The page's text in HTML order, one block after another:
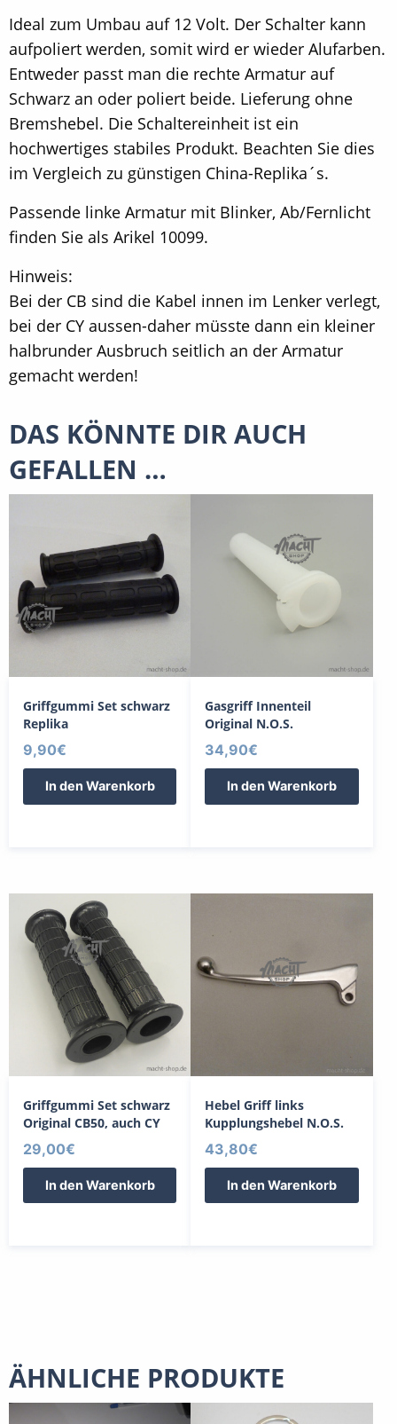
Ideal zum Umbau auf 12 Volt. Der Schalter kann
aufpoliert werden, somit wird er wieder Alufarben.
Entweder passt man die rechte Armatur auf
Schwarz an oder poliert beide. Lieferung ohne
Bremshebel. Die Schaltereinheit ist ein
hochwertiges stabiles Produkt. Beachten Sie dies
im Vergleich zu günstigen China-Replika´s.
Passende linke Armatur mit Blinker, Ab/Fernlicht
finden Sie als Arikel 10099.
Hinweis:
Bei der CB sind die Kabel innen im Lenker verlegt,
bei der CY aussen-daher müsste dann ein kleiner
halbrunder Ausbruch seitlich an der Armatur
gemacht werden!
DAS KÖNNTE DIR AUCH
GEFALLEN …
Griffgummi Set schwarz
Replika
9,90€
In den Warenkorb
Gasgriff Innenteil
Original N.O.S.
34,90€
In den Warenkorb
Griffgummi Set schwarz
Original CB50, auch CY
29,00€
In den Warenkorb
Hebel Griff links
Kupplungshebel N.O.S.
43,80€
In den Warenkorb
ÄHNLICHE PRODUKTE